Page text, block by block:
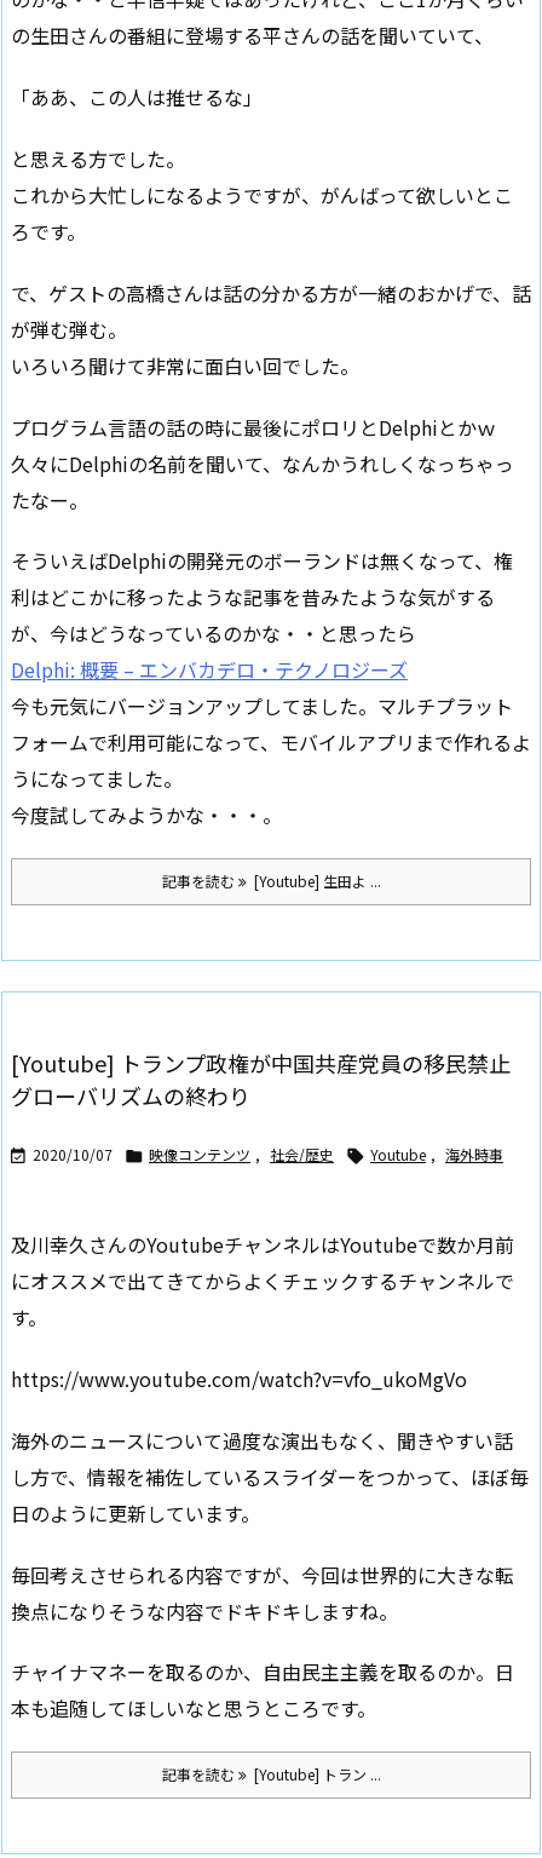
の生田さんの番組に登場する平さんの話を聞いていて、
「ああ、この人は推せるな」
と思える方でした。
これから大忙しになるようですが、がんばって欲しいとこ
ろです。
で、ゲストの高橋さんは話の分かる方が一緒のおかげで、話
が弾む弾む。
いろいろ聞けて非常に面白い回でした。
プログラム言語の話の時に最後にポロリとDelphiとかｗ
久々にDelphiの名前を聞いて、なんかうれしくなっちゃっ
たなー。
そういえばDelphiの開発元のボーランドは無くなって、権
利はどこかに移ったような記事を昔みたような気がする
が、今はどうなっているのかな・・と思ったら
Delphi: 概要 – エンバカデロ・テクノロジーズ
今も元気にバージョンアップしてました。マルチプラット
フォームで利用可能になって、モバイルアプリまで作れるよ
うになってました。
今度試してみようかな・・・。
記事を読む [Youtube] 生田よ ...
[Youtube] トランプ政権が中国共産党員の移民禁止
グローバリズムの終わり
 2020/10/07  映像コンテンツ , 社会/歴史  Youtube , 海外時事
及川幸久さんのYoutubeチャンネルはYoutubeで数か月前
にオススメで出てきてからよくチェックするチャンネルで
す。
https://www.youtube.com/watch?v=vfo_ukoMgVo
海外のニュースについて過度な演出もなく、聞きやすい話
し方で、情報を補佐しているスライダーをつかって、ほぼ毎
日のように更新しています。
毎回考えさせられる内容ですが、今回は世界的に大きな転
換点になりそうな内容でドキドキしますね。
チャイナマネーを取るのか、自由民主主義を取るのか。日
本も追随してほしいなと思うところです。
記事を読む [Youtube] トラン ...